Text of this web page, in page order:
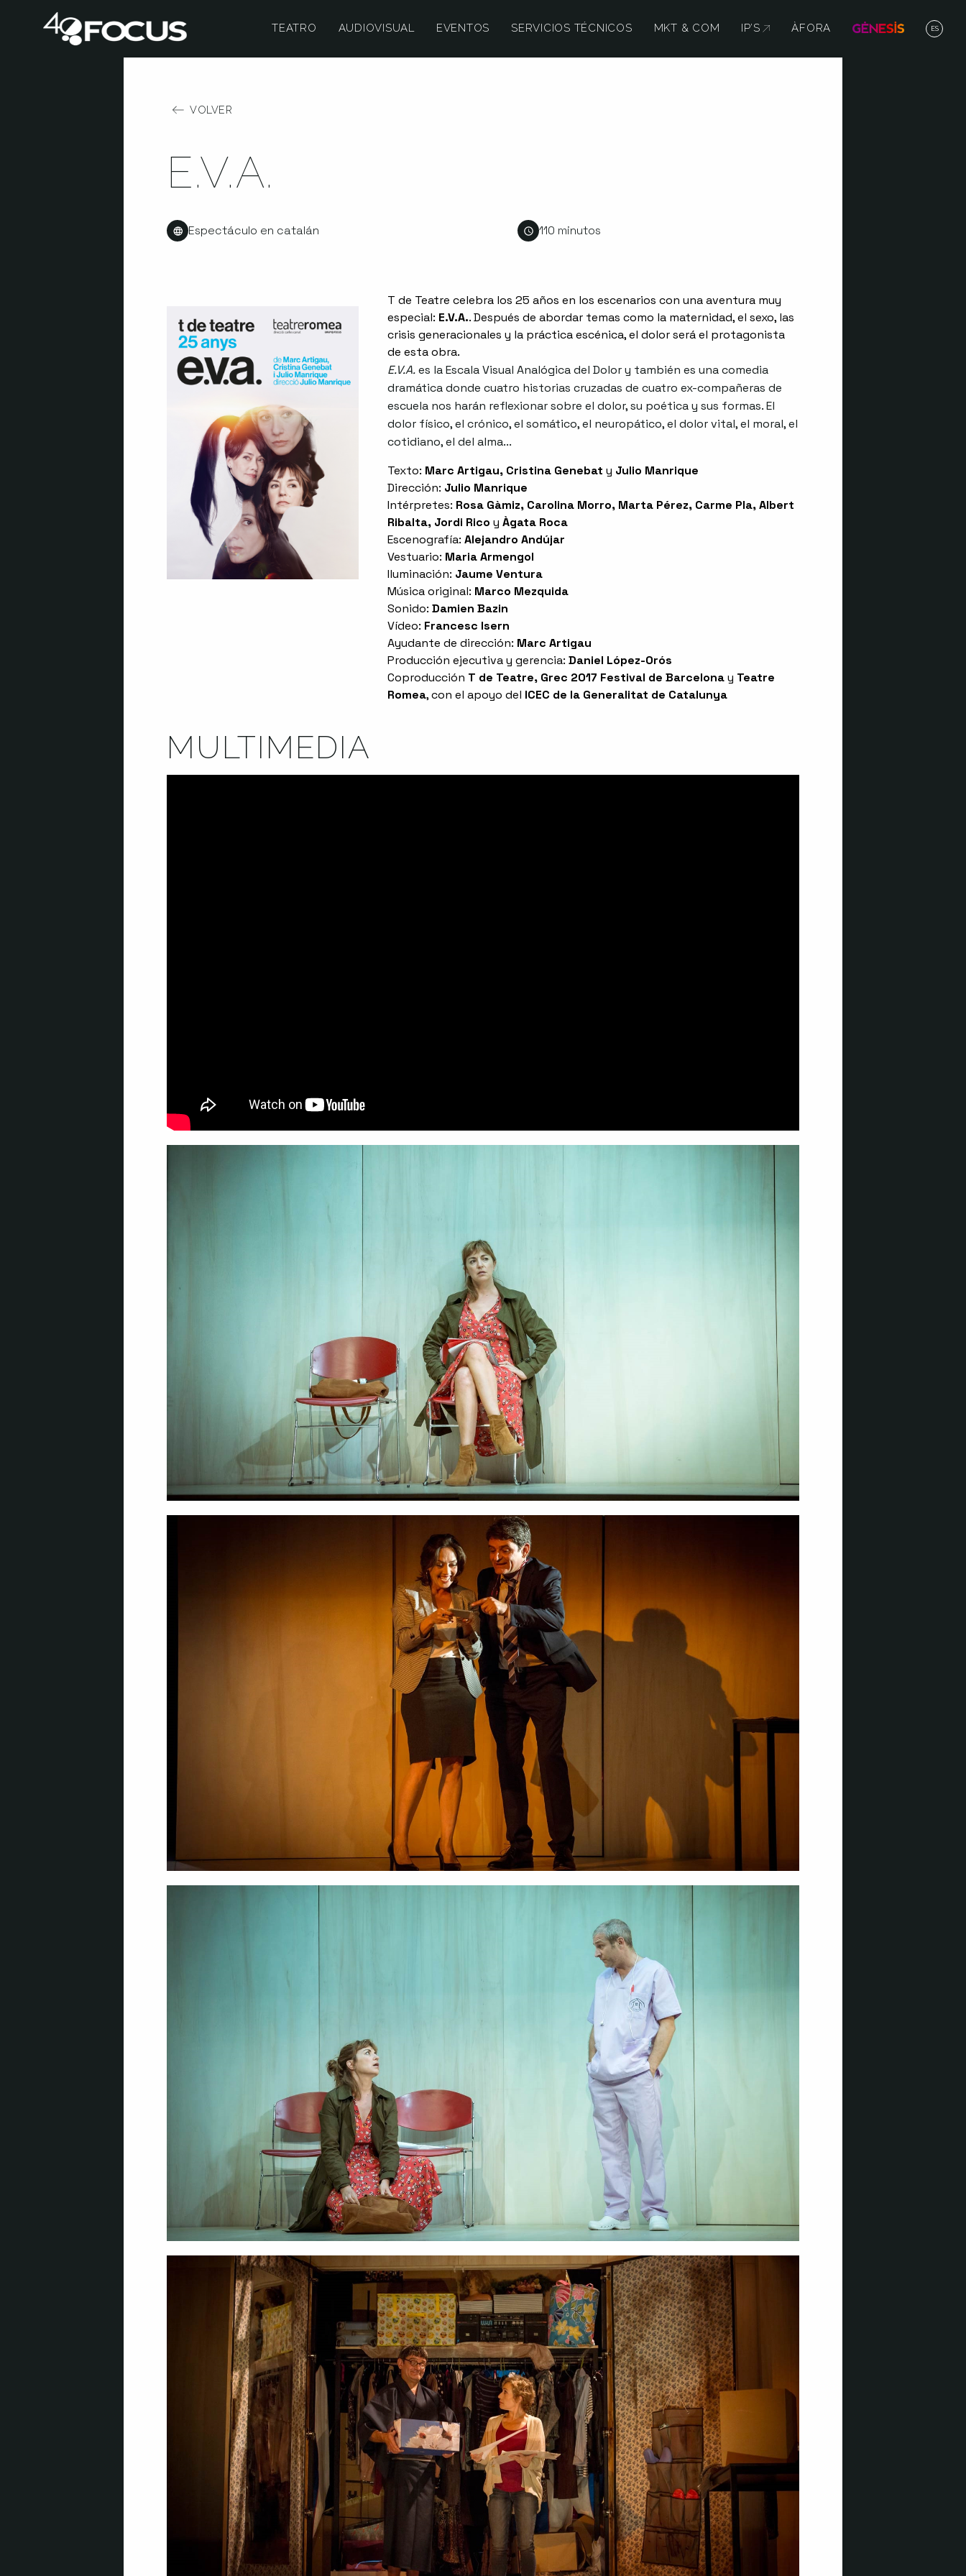
TEATRO AUDIOVISUAL EVENTOS SERVICIOS TÉCNICOS MKT & COM IP’S ABRE EN NUEVA VENTANA
ÀFORA ES
VOLVER
E.V.A.
Espectáculo en catalán 110 minutos
T de Teatre celebra los 25 años en los escenarios con una aventura muy
especial: E.V.A.. Después de abordar temas como la maternidad, el sexo, las
crisis generacionales y la práctica escénica, el dolor será el protagonista
de esta obra.
E.V.A.es la Escala Visual Analógica del Dolor y también es una comedia
dramática donde cuatro historias cruzadas de cuatro ex-compañeras de
escuela nos harán reflexionar sobre el dolor, su poética y sus formas. El
dolor físico, el crónico, el somático, el neuropático, el dolor vital, el moral, el
cotidiano, el del alma...
Texto: Marc Artigau, Cristina Genebat y Julio Manrique
Dirección: Julio Manrique
Intérpretes: Rosa Gàmiz, Carolina Morro, Marta Pérez, Carme Pla, Albert
Ribalta, Jordi Rico y Àgata Roca
Escenografía: Alejandro Andújar
Vestuario: Maria Armengol
Iluminación: Jaume Ventura
Música original: Marco Mezquida
Sonido: Damien Bazin
Vídeo: Francesc Isern
Ayudante de dirección: Marc Artigau
Producción ejecutiva y gerencia: Daniel López-Orós
Coproducción T de Teatre, Grec 2017 Festival de Barcelonay Teatre
Romea, con el apoyo del ICEC de la Generalitat de Catalunya
MULTIMEDIA